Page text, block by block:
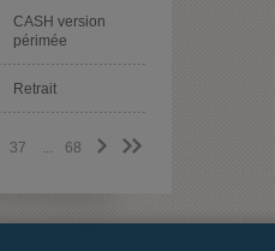
CASH version
périmée
Retrait
37 ... 68 > >>